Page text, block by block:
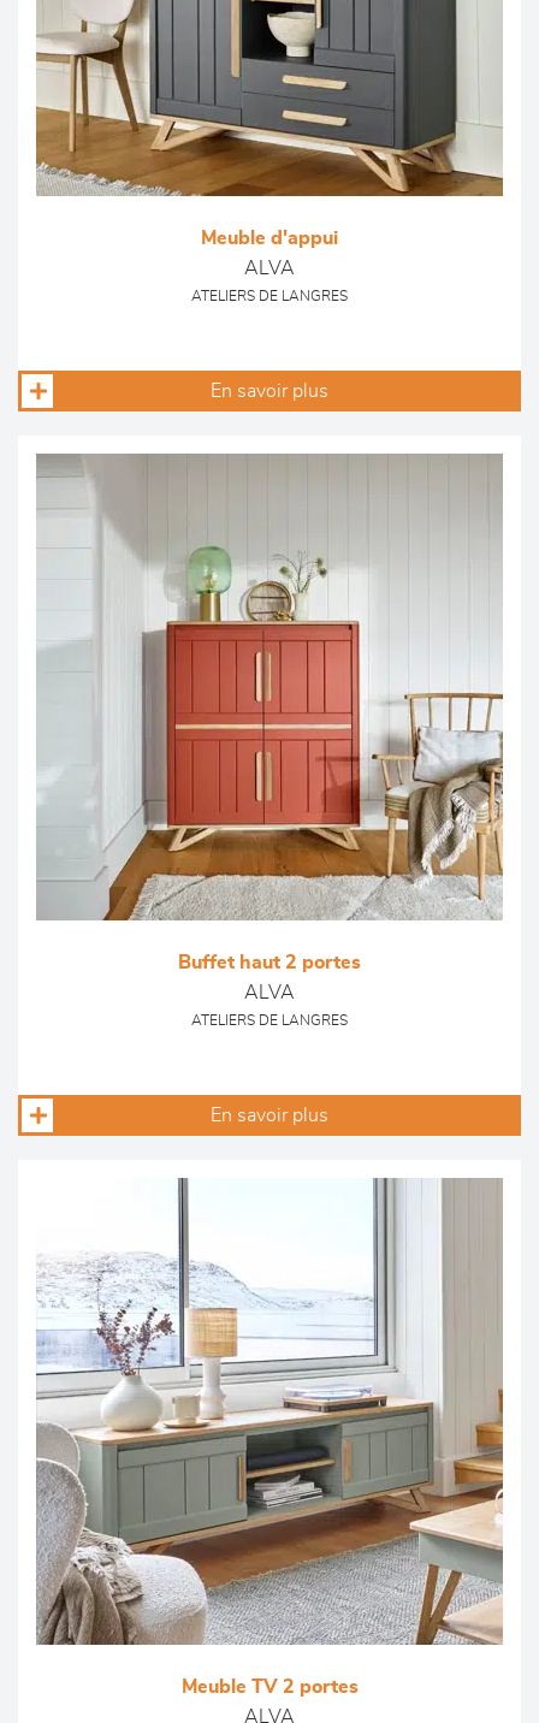
Meuble d'appui
ALVA
ATELIERS DE LANGRES
En savoir plus
Buffet haut 2 portes
ALVA
ATELIERS DE LANGRES
En savoir plus
Meuble TV 2 portes
ALVA